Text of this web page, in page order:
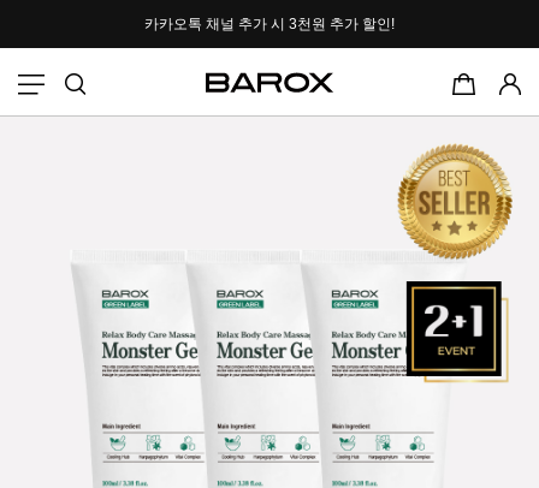
카카오톡 채널 추가 시 3천원 추가 할인!
포토후기 작성 시 2000P 적립